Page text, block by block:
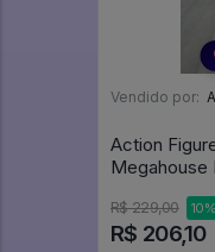
Vendido por:
Action
Megahouse
R$ 229,00
R$ 206,10